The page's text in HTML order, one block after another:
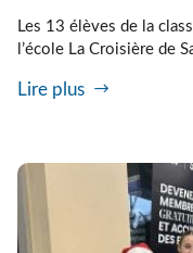
Les 13 élèves de la
l’école La Croisière de
Lire plus